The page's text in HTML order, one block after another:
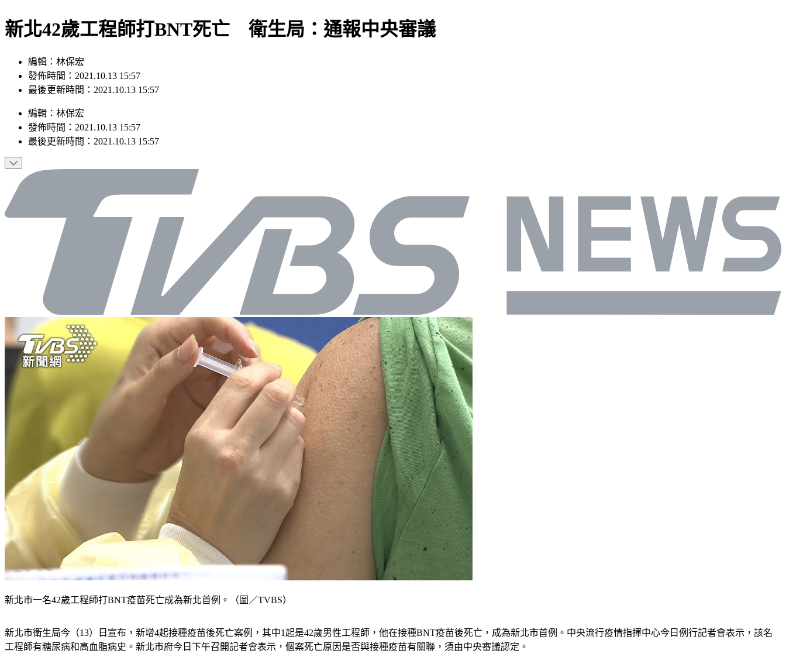
新北42歲工程師打BNT死亡 衛生局：通報中央審議
編輯：林保宏
發佈時間：2021.10.13 15:57
最後更新時間：2021.10.13 15:57
編輯 ： 林保宏
發佈時間： 2021.10.13 15:57
最後更新時間： 2021.10.13 15:57
新北市一名42歲工程師打BNT疫苗死亡成為新北首例。（圖／TVBS）
新北市衛生局今（13）日宣布，新增4起接種疫苗後死亡案例，其中1起是42歲男性工程師，他在接種BNT疫苗後死亡，成為新北市首例。中央流行疫情指揮中心今日例行記者會表示，該名
工程師有糖尿病和高血脂病史。新北市府今日下午召開記者會表示，個案死亡原因是否與接種疫苗有關聯，須由中央審議認定。